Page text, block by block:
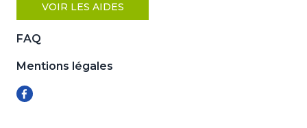
VOIR LES AIDES
FAQ
Mentions légales